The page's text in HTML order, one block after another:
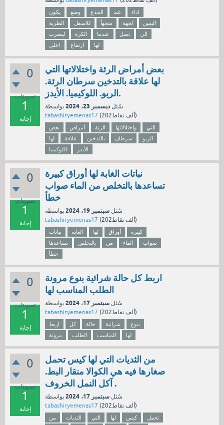
يكون وضع الجذع عند
اداء
الظربة
للاسفل متجهاً لجهة
اليمين
ليضرب
الكرة عندما تصل
الي
اعلي
ارتفاع لها
0
تصويتات
1
إجابة
بعض أمراض الرئة واختلالاتها التي
لها علاقة بالتدخين سرطان الرئة.
الربو. اللوكيميا. الأيدز.
سُئل ديسمبر 23، 2024
بواسطة
tabashiryemenas17 ( 202ألف نقاط)
بعض أمراض الرئة واختلالاتها
التي
لها
علاقة بالتدخين سرطان
الربو
اللوكيميا
الأيدز
0
تصويتات
1
إجابة
نباتات الغابة لها أوراق كبيرة
تساعدها بالتخلص من الماء صواب
خطأ
سُئل سبتمبر 19، 2024
بواسطة
tabashiryemenas17 ( 202ألف نقاط)
نباتات الغابة لها أوراق
كبيرة
تساعدها
بالتخلص من الماء
صواب
خطأ
0
تصويتات
1
إجابة
اربط كل حالة شرائية بنوع مرونة
الطلب المناسب لها
سُئل سبتمبر 17، 2024
بواسطة
tabashiryemenas17 ( 202ألف نقاط)
اربط كل حالة شرائية
بنوع
مرونة
الطلب المناسب لها
0
تصويتات
1
إجابة
من الثديات التي لها كيس تحمل
صغارها فيه هي الكوالا منقار البط.
آكل النمل الخروف .
سُئل سبتمبر 17، 2024
بواسطة
tabashiryemenas17 ( 202ألف نقاط)
من الثديات التي لها كيس
تحمل